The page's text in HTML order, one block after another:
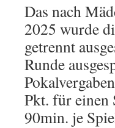
Das nach
2025 wurde
getrennt
Runde
Pkt. für einen
90min. je